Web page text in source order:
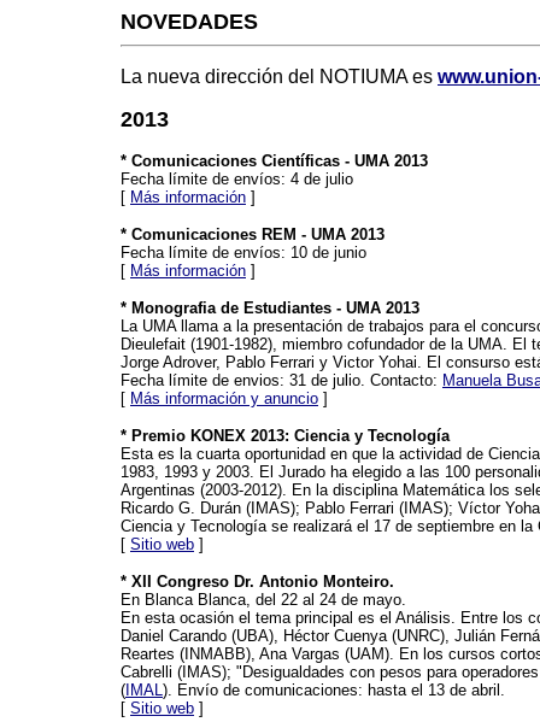
NOVEDADES
La nueva dirección del NOTIUMA es
2013
* Comunicaciones Científicas - UMA 2013
Fecha límite de envíos: 4 de julio
[ Más información ]
* Comunicaciones REM - UMA 2013
Fecha límite de envíos: 10 de junio
[ Más información ]
* Monografia de Estudiantes - UMA 2013
La UMA llama a la presentación de trabajos para el
Dieulefait (1901-1982), miembro cofundador de la UMA.
Jorge Adrover, Pablo Ferrari y Victor Yohai. El consurso
Fecha límite de envios: 31 de julio. Contacto: Manuela
[ Más información y anuncio ]
* Premio KONEX 2013: Ciencia y Tecnología
Esta es la cuarta oportunidad en que la actividad de
1983, 1993 y 2003. El Jurado ha elegido a las 100
Argentinas (2003-2012). En la disciplina Matemática los
Ricardo G. Durán (IMAS); Pablo Ferrari (IMAS); Víctor
Ciencia y Tecnología se realizará el 17 de septiembre en la
[ Sitio web ]
* XII Congreso Dr. Antonio Monteiro.
En Blanca Blanca, del 22 al 24 de mayo.
En esta ocasión el tema principal es el Análisis. Entre los
Daniel Carando (UBA), Héctor Cuenya (UNRC), Julián
Reartes (INMABB), Ana Vargas (UAM). En los cursos
Cabrelli (IMAS); "Desigualdades con pesos para
( IMAL). Envío de comunicaciones: hasta el 13 de abril.
[ Sitio web ]